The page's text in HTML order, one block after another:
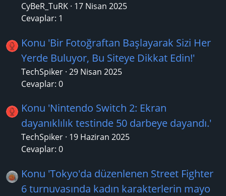
CyBeR_TuRK 17 Nisan 2025
Cevaplar: 1
Konu 'Bir Fotoğraftan Başlayarak Sizi Her
Yerde Buluyor, Bu Siteye Dikkat Edin!'
TechSpiker 29 Nisan 2025
Cevaplar: 0
Konu 'Nintendo Switch 2: Ekran
dayanıklılık testinde 50 darbeye dayandı.'
TechSpiker 19 Haziran 2025
Cevaplar: 0
Konu 'Tokyo'da düzenlenen Street Fighter
6 turnuvasında kadın karakterlerin mayo